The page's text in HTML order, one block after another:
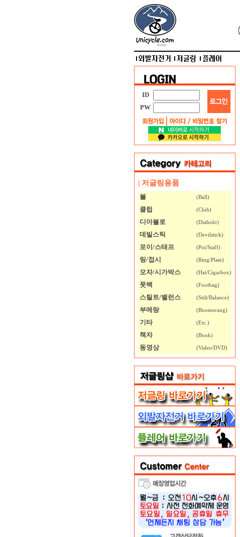
ID
PW
| 저글링용품
볼 (Ball)
클럽 (Club)
디아볼로 (Diabolo)
데빌스틱 (Devilstick)
포이/스태프 (Poi/Staff)
링/접시 (Ring/Plate)
모자/시가박스 (Hat/Cigarbox)
풋백 (Footbag)
스틸트/밸런스 (Stilt/Balance)
부메랑 (Boomerang)
기타 (Etc.)
책자 (Book)
동영상 (Video/DVD)